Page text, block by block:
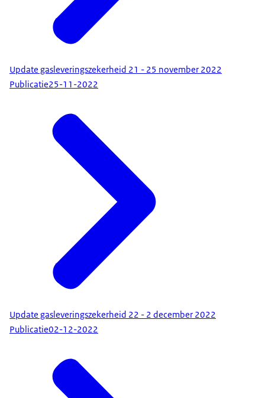
Update gasleveringszekerheid 21 - 25 november 2022
Publicatie25-11-2022
Update gasleveringszekerheid 22 - 2 december 2022
Publicatie02-12-2022